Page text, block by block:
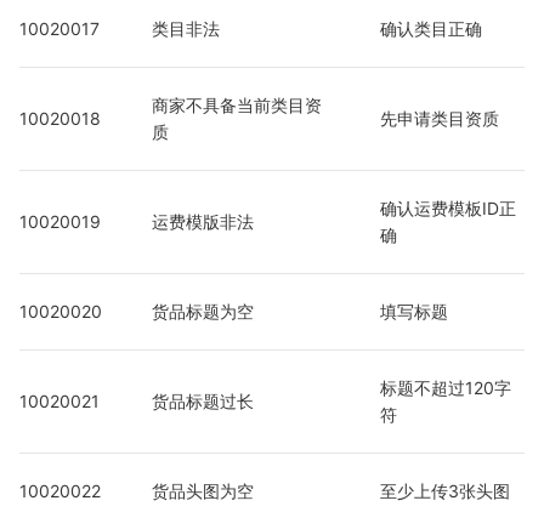
10020017 类目非法 确认类目正确
10020018
商家不具备当前类目资
质
先申请类目资质
10020019 运费模版非法
确认运费模板ID正
确
10020020 货品标题为空 填写标题
10020021 货品标题过长
标题不超过120字
符
10020022 货品头图为空 至少上传3张头图